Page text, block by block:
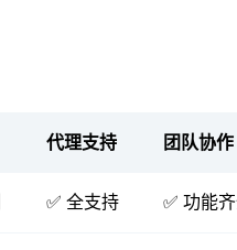
代理支持 团队协作
✅ 全支持 ✅ 功能